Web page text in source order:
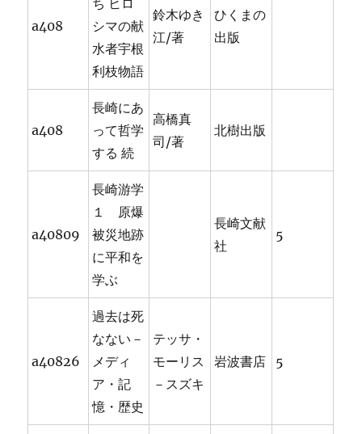
a408
ち ヒロ
シマの献
水者宇根
利枝物語
鈴木ゆき
江/著
ひくまの
出版
a408
長崎にあ
って哲学
する 続
高橋真
司/著
北樹出版
a40809
長崎游学
１ 原爆
被災地跡
に平和を
学ぶ
長崎文献
社
5
a40826
過去は死
なない－
メディ
ア・記
憶・歴史
テッサ・
モーリス
－スズキ
岩波書店 5